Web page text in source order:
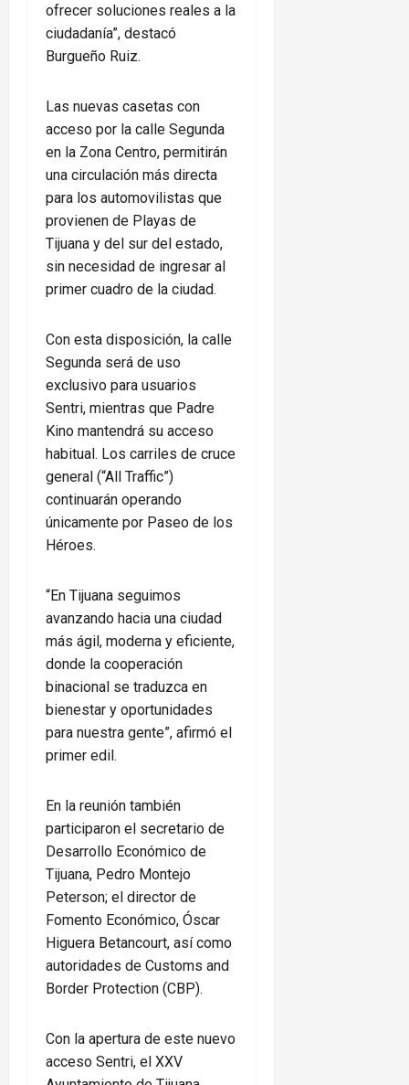
ofrecer soluciones reales a la
ciudadanía”, destacó
Burgueño Ruiz.
Las nuevas casetas con
acceso por la calle Segunda
en la Zona Centro, permitirán
una circulación más directa
para los automovilistas que
provienen de Playas de
Tijuana y del sur del estado,
sin necesidad de ingresar al
primer cuadro de la ciudad.
Con esta disposición, la calle
Segunda será de uso
exclusivo para usuarios
Sentri, mientras que Padre
Kino mantendrá su acceso
habitual. Los carriles de cruce
general (“All Traffic”)
continuarán operando
únicamente por Paseo de los
Héroes.
“En Tijuana seguimos
avanzando hacia una ciudad
más ágil, moderna y eficiente,
donde la cooperación
binacional se traduzca en
bienestar y oportunidades
para nuestra gente”, afirmó el
primer edil.
En la reunión también
participaron el secretario de
Desarrollo Económico de
Tijuana, Pedro Montejo
Peterson; el director de
Fomento Económico, Óscar
Higuera Betancourt, así como
autoridades de Customs and
Border Protection (CBP).
Con la apertura de este nuevo
acceso Sentri, el XXV